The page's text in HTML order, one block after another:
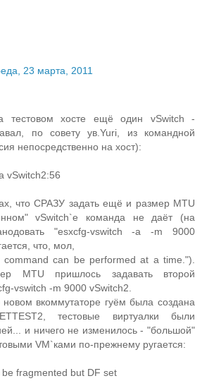
23 марта, 2011
тестовом хосте ещё один vSwitch -
по совету ув.Yuri, из командной
непосредственно на хост):
vSwitch2:56
что СРАЗУ задать ещё и размер MTU
vSwitch`е команда не даёт (на
"esxcfg-vswitch -a -m 9000
что, мол,
can be performed at a time.").
MTU пришлось задавать второй
vswitch -m 9000 vSwitch2.
новом вкоммутаторе гуём была создана
тестовые виртуалки были
и ничего не изменилось - "большой"
VM`ками по-прежнему ругается:
fragmented but DF set